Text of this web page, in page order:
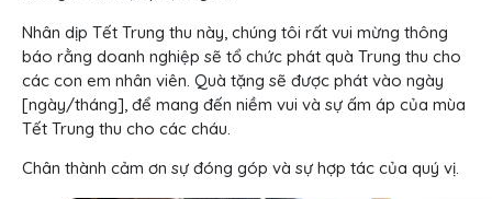
Nhân dịp Tết Trung thu này, chúng tôi rất vui mừng thông
báo rằng doanh nghiệp sẽ tổ chức phát quà Trung thu cho
các con em nhân viên. Quà tặng sẽ được phát vào ngày
[ngày/tháng], để mang đến niềm vui và sự ấm áp của mùa
Tết Trung thu cho các cháu.
Chân thành cảm ơn sự đóng góp và sự hợp tác của quý vị.